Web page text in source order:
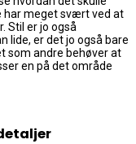
har meget svært ved at
Stil er jo også
lide, er det jo også bare
som andre behøver at
en på det område